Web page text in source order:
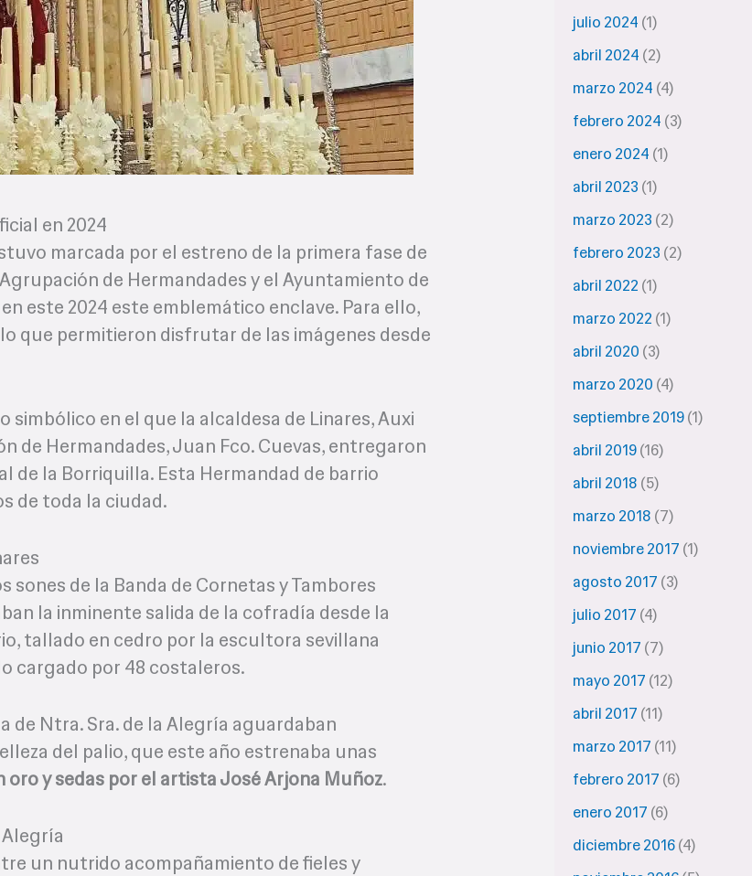
en 2024
marcada por el estreno de la primera fase de
de Hermandades y el Ayuntamiento de
este 2024 este emblemático enclave. Para ello,
que permitieron disfrutar de las imágenes desde
en el que la alcaldesa de Linares, Auxi
de Hermandades, Juan Fco. Cuevas, entregaron
de la Borriquilla. Esta Hermandad de barrio
de toda la ciudad.
sones de la Banda de Cornetas y Tambores
la inminente salida de la cofradía desde la
tallado en cedro por la escultora sevillana
cargado por 48 costaleros.
de Ntra. Sra. de la Alegría aguardaban
del palio, que este año estrenaba unas
oro y sedas por el artista José Arjona Muñoz.
un nutrido acompañamiento de fieles y
julio 2024 (1)
abril 2024 (2)
marzo 2024 (4)
febrero 2024 (3)
enero 2024 (1)
abril 2023 (1)
marzo 2023 (2)
febrero 2023 (2)
abril 2022 (1)
marzo 2022 (1)
abril 2020 (3)
marzo 2020 (4)
septiembre 2019(1)
abril 2019(16)
abril 2018 (5)
marzo 2018 (7)
noviembre 2017 (1)
agosto 2017 (3)
julio 2017 (4)
junio 2017 (7)
mayo 2017 (12)
abril 2017 (11)
marzo 2017 (11)
febrero 2017 (6)
enero 2017 (6)
diciembre 2016(4)